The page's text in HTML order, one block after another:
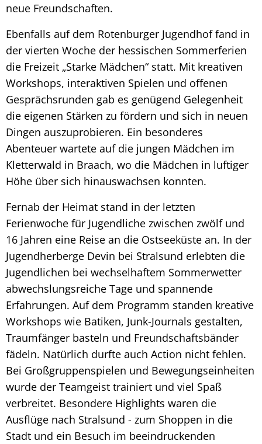
neue Freundschaften.
Ebenfalls auf dem Rotenburger Jugendhof fand in
der vierten Woche der hessischen Sommerferien
die Freizeit „Starke Mädchen“ statt. Mit kreativen
Workshops, interaktiven Spielen und offenen
Gesprächsrunden gab es genügend Gelegenheit
die eigenen Stärken zu fördern und sich in neuen
Dingen auszuprobieren. Ein besonderes
Abenteuer wartete auf die jungen Mädchen im
Kletterwald in Braach, wo die Mädchen in luftiger
Höhe über sich hinauswachsen konnten.
Fernab der Heimat stand in der letzten
Ferienwoche für Jugendliche zwischen zwölf und
16 Jahren eine Reise an die Ostseeküste an. In der
Jugendherberge Devin bei Stralsund erlebten die
Jugendlichen bei wechselhaftem Sommerwetter
abwechslungsreiche Tage und spannende
Erfahrungen. Auf dem Programm standen kreative
Workshops wie Batiken, Junk-Journals gestalten,
Traumfänger basteln und Freundschaftsbänder
fädeln. Natürlich durfte auch Action nicht fehlen.
Bei Großgruppenspielen und Bewegungseinheiten
wurde der Teamgeist trainiert und viel Spaß
verbreitet. Besondere Highlights waren die
Ausflüge nach Stralsund - zum Shoppen in die
Stadt und ein Besuch im beeindruckenden